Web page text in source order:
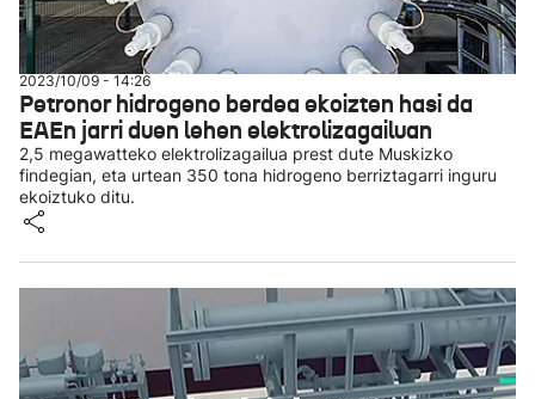
2023/10/09 - 14:26
Petronor hidrogeno berdea ekoizten hasi da
EAEn jarri duen lehen elektrolizagailuan
2,5 megawatteko elektrolizagailua prest dute Muskizko
findegian, eta urtean 350 tona hidrogeno berriztagarri inguru
ekoiztuko ditu.